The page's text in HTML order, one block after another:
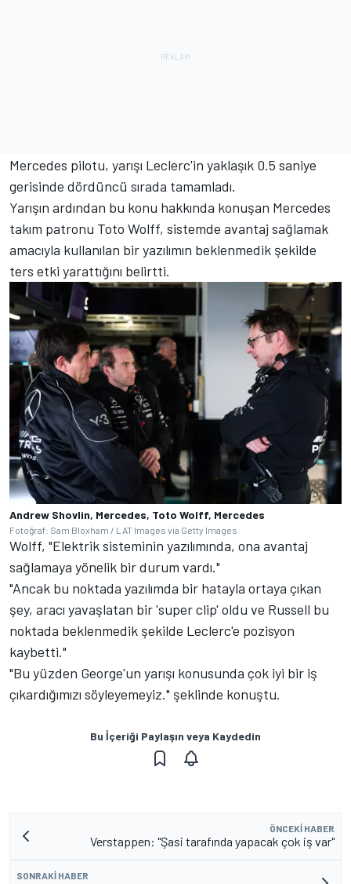
Mercedes pilotu, yarışı Leclerc'in yaklaşık 0.5 saniye
gerisinde dördüncü sırada tamamladı.
Yarışın ardından bu konu hakkında konuşan Mercedes
takım patronu Toto Wolff, sistemde avantaj sağlamak
amacıyla kullanılan bir yazılımın beklenmedik şekilde
ters etki yarattığını belirtti.
Andrew Shovlin, Mercedes, Toto Wolff, Mercedes
Fotoğraf: Sam Bloxham / LAT Images via Getty Images
Wolff, "Elektrik sisteminin yazılımında, ona avantaj
sağlamaya yönelik bir durum vardı."
"Ancak bu noktada yazılımda bir hatayla ortaya çıkan
şey, aracı yavaşlatan bir 'super clip' oldu ve Russell bu
noktada beklenmedik şekilde Leclerc'e pozisyon
kaybetti."
"Bu yüzden George'un yarışı konusunda çok iyi bir iş
çıkardığımızı söyleyemeyiz." şeklinde konuştu.
Bu İçeriği Paylaşın veya Kaydedin
ÖNCEKI HABER
Verstappen: "Şasi tarafında yapacak çok iş var"
SONRAKI HABER